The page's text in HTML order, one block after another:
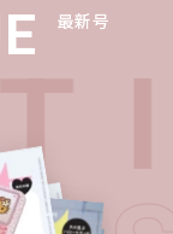
最新号